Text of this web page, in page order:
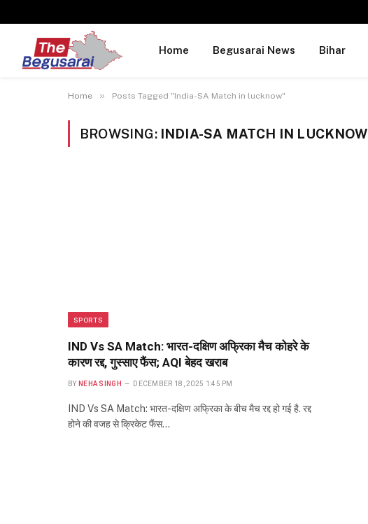
Home Begusarai News Bihar
Home » Posts Tagged "India-SA Match in lucknow"
BROWSING: INDIA-SA MATCH IN LUCKNOW
SPORTS
IND Vs SA Match: भारत-दक्षिण अफ्रिका मैच कोहरे के
कारण रद्द, गुस्साए फैंस; AQI बेहद खराब
BY NEHA SINGH DECEMBER 18, 2025 1:45 PM
IND Vs SA Match: भारत-दक्षिण अफ्रिका के बीच मैच रद्द हो गई है. रद्द
होने की वजह से क्रिकेट फैंस…